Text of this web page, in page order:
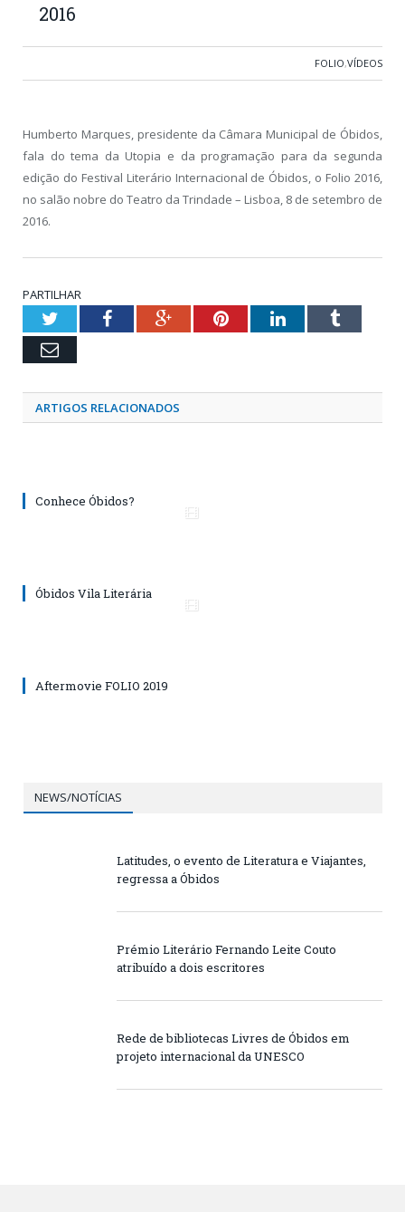
2016
FOLIO,VÍDEOS
Humberto Marques, presidente da Câmara Municipal de Óbidos,
fala do tema da Utopia e da programação para da segunda
edição do Festival Literário Internacional de Óbidos, o Folio 2016,
no salão nobre do Teatro da Trindade – Lisboa, 8 de setembro de
2016.
PARTILHAR
TwitterFacebookGoogle+PinterestLinkedInTumblr
Email
ARTIGOS RELACIONADOS
Conhece Óbidos?
Óbidos Vila Literária
Aftermovie FOLIO 2019
NEWS/NOTÍCIAS
Latitudes, o evento de Literatura e Viajantes,
regressa a Óbidos
Prémio Literário Fernando Leite Couto
atribuído a dois escritores
Rede de bibliotecas Livres de Óbidos em
projeto internacional da UNESCO